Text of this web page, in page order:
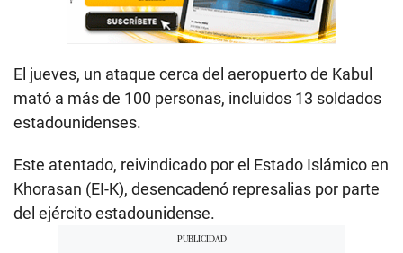
El jueves, un ataque cerca del aeropuerto de Kabul
mató a más de 100 personas, incluidos 13 soldados
estadounidenses.
Este atentado, reivindicado por el Estado Islámico en
Khorasan (EI-K), desencadenó represalias por parte
del ejército estadounidense.